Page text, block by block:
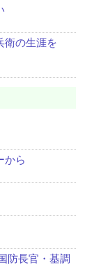
衛の生涯を
から
防長官・基調